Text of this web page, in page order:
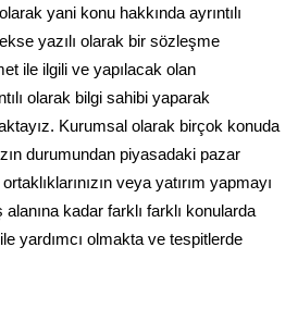
yani konu hakkında ayrıntılı
yazılı olarak bir sözleşme
ile ilgili ve yapılacak olan
olarak bilgi sahibi yaparak
Kurumsal olarak birçok konuda
durumundan piyasadaki pazar
veya yatırım yapmayı
kadar farklı farklı konularda
yardımcı olmakta ve tespitlerde